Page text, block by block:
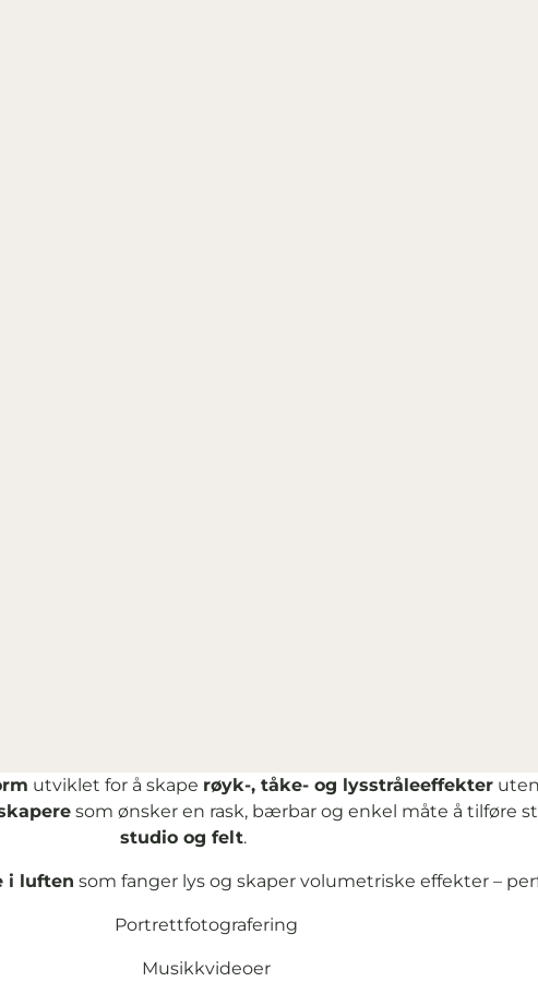
utviklet for å skape røyk-, tåke- og lysstråleeffekteruten
som ønsker en rask, bærbar og enkel måte å tilføre
studio og felt.
i luften som fanger lys og skaper volumetriske effekter –
Portrettfotografering
Musikkvideoer